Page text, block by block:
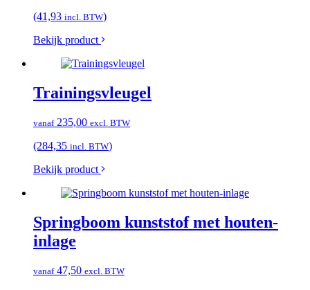
(41,93 incl. BTW)
Bekijk product
Trainingsvleugel
vanaf235,00 excl. BTW
(284,35 incl. BTW)
Bekijk product
Springboom kunststof met houten-
inlage
vanaf47,50 excl. BTW